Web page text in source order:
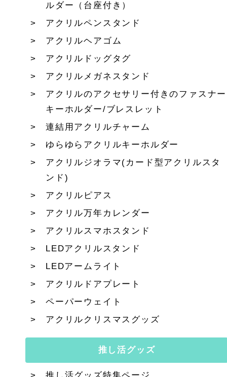
ルダー（台座付き）
アクリルペンスタンド
アクリルヘアゴム
アクリルドッグタグ
アクリルメガネスタンド
アクリルのアクセサリー付きのファスナー
キーホルダー/ブレスレット
連結用アクリルチャーム
ゆらゆらアクリルキーホルダー
アクリルジオラマ(カード型アクリルスタ
ンド)
アクリルピアス
アクリル万年カレンダー
アクリルスマホスタンド
LEDアクリルスタンド
LEDアームライト
アクリルドアプレート
ペーパーウェイト
アクリルクリスマスグッズ
推し活グッズ